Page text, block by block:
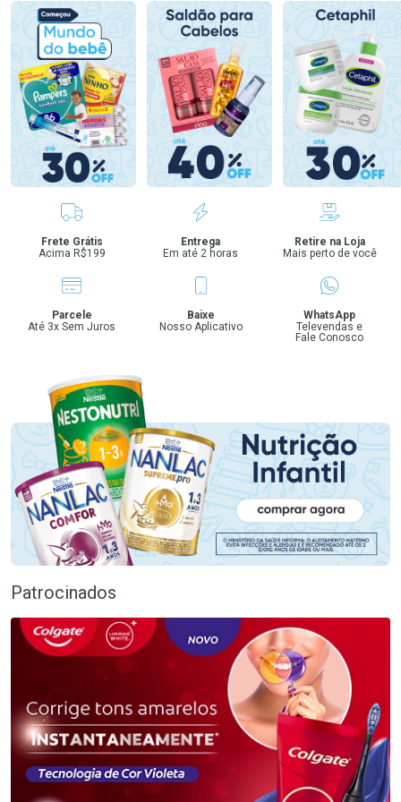
Benefícios
Frete Grátis
Acima R$199
Entrega
Em até 2 horas
Retire na Loja
Mais perto de você
Parcele
Até 3x Sem Juros
Baixe
Nosso Aplicativo
WhatsApp
Televendas e
Fale Conosco
Patrocinados